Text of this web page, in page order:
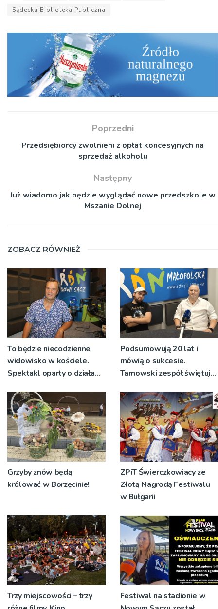
Sądecka Biblioteka Publiczna
Poprzedni
Przedsiębiorcy zwolnieni z opłat koncesyjnych na
sprzedaż alkoholu
Następny
Już wiadomo jak będzie wyglądać nowe przedszkole w
Mszanie Dolnej
ZOBACZ RÓWNIEŻ
To będzie niecodzienne
widowisko w kościele.
Spektakl oparty o działa
Podsumowują 20 lat i
mówią o sukcesie.
Tarnowski zespół świętuje
koncert
Grzyby znów będą
królować w Borzęcinie!
ZPiT Świerczkowiacy ze
Złotą Nagrodą Festiwalu
w Bułgarii
Trzy miejscowości – trzy
Festiwal na stadionie w